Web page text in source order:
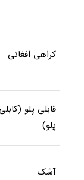
کراهی افغانی
قابلی پلو (کابلی
پلو)
آشک